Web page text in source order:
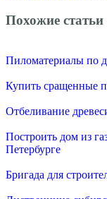
Похожие статьи
Пиломатериалы по
Купить сращенные
Отбеливание
Построить дом из
Петербурге
Бригада для